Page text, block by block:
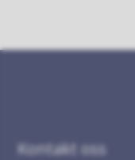
Kontakt oss